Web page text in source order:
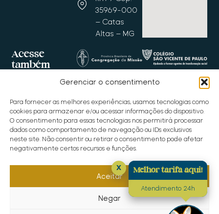
Gerenciar o consentimento
Para fornecer as melhores experiências, usamos tecnologias como
cookies para armazenar e/ou acessar informações do dispositivo.
O consentimento para essas tecnologias nos permitirá processar
dados como comportamento de navegação ou IDs exclusivos
neste site. Não consentir ou retirar o consentimento pode afetar
negativamente certos recursos e funções.
Aceitar
Negar
35969-000
– Catas
Altas – MG
Acesse
também
Copyright © 2025 Santuário do Caraça
Site desenvolvido por Bibit Marketing
Melhor tarifa aqui!
Atendimento 24h
x